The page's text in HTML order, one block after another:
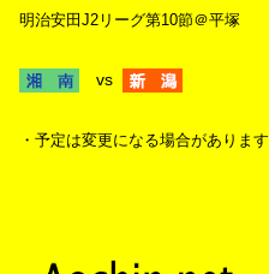
明治安田J2リーグ第10節＠平塚
vs
・予定は変更になる場合があります